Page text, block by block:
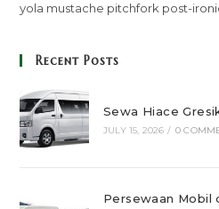
yola mustache pitchfork post-
Recent Posts
Sewa Hiace
JULY 15, 2026 / 0
Persewaan Mobil